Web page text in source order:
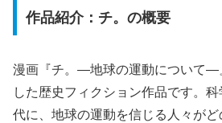
作品紹介：チ。の概要
漫画『チ。―地球の運動について―
した歴史フィクション作品です。
代に、地球の運動を信じる人々が